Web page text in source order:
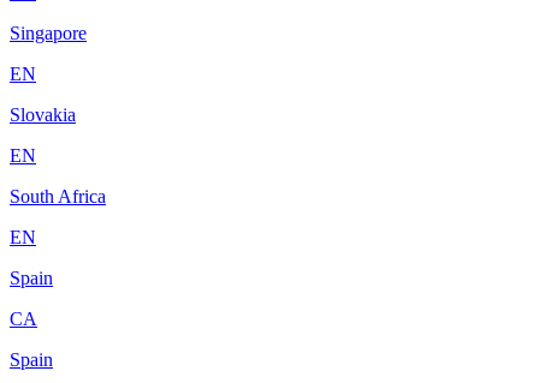
Singapore
EN
Slovakia
EN
South Africa
EN
Spain
CA
Spain